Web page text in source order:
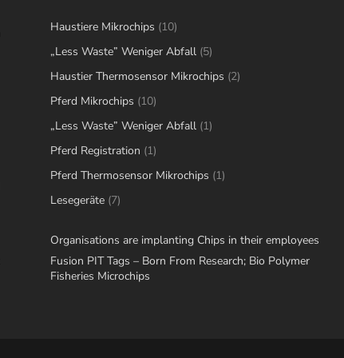
Haustiere Mikrochips 1010
products
„Less Waste” Weniger Abfall 55
products
Haustier Thermosensor Mikrochips 22
Pferd Mikrochips 1010
products
„Less Waste” Weniger Abfall 11
Pferd Registration 11
product
Pferd Thermosensor Mikrochips 11
Lesegeräte 77
Organisations are implanting Chips in their employees
Fusion PIT Tags – Born From Research; Bio Polymer
Fisheries Microchips